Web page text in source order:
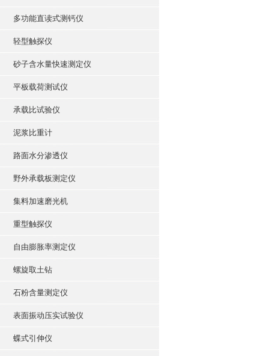
多功能直读式测钙仪
轻型触探仪
砂子含水量快速测定仪
平板载荷测试仪
承载比试验仪
泥浆比重计
路面水分渗透仪
野外承载板测定仪
集料加速磨光机
重型触探仪
自由膨胀率测定仪
螺旋取土钻
石粉含量测定仪
表面振动压实试验仪
蝶式引伸仪